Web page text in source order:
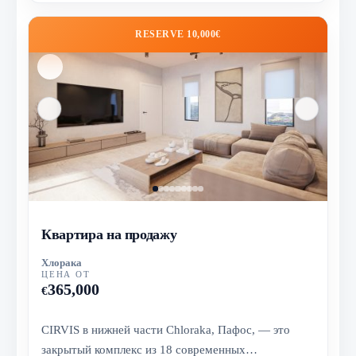
RESERVE 10,000€
Квартира на продажу
Хлорака
ЦЕНА ОТ
€365,000
CIRVIS в нижней части Chloraka, Пафос, — это
закрытый комплекс из 18 современных